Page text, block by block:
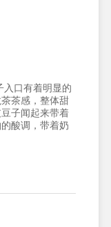
入口有着明显的
茶感，整体甜
子闻起来带着
酸调，带着奶